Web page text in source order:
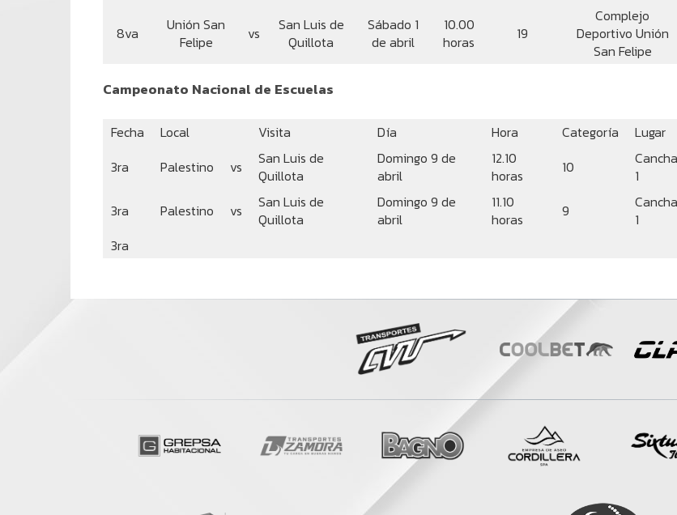
8va
Unión San
Felipe
vs
San Luis de
Quillota
Sábado 1
de abril
10.00
horas
19
Complejo
Deportivo Unión
San Felipe
Campeonato Nacional de Escuelas
Fecha Local Visita Día Hora Categoría
Lugar
3ra
Palestino vs
San Luis de
Quillota
Domingo 9 de
abril
12.10
horas
10
Cancha
1
3ra
Palestino vs
San Luis de
Quillota
Domingo 9 de
abril
11.10
horas
9
Cancha
1
3ra